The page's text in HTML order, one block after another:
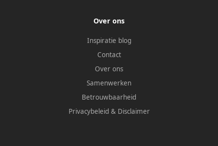
Over ons
Inspiratie blog
Contact
Over ons
Samenwerken
Betrouwbaarheid
Privacybeleid & Disclaimer